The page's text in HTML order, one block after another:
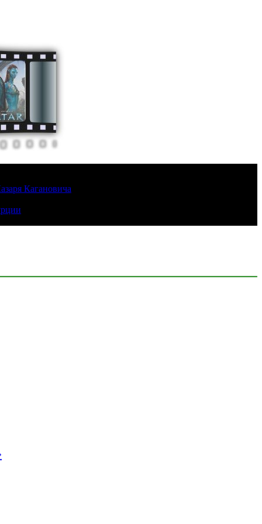
Кагановича